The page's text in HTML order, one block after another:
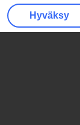
Hyväksy